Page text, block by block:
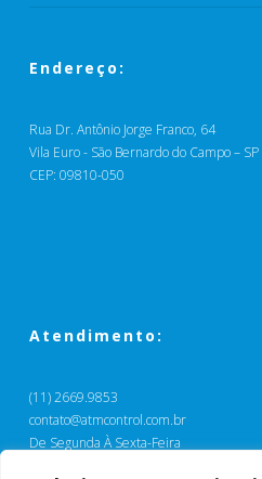
Endereço:
Rua Dr. Antônio Jorge Franco, 64
Vila Euro - São Bernardo do Campo – SP
CEP: 09810-050
Atendimento:
(11) 2669.9853
contato@atmcontrol.com.br
De Segunda À Sexta-Feira